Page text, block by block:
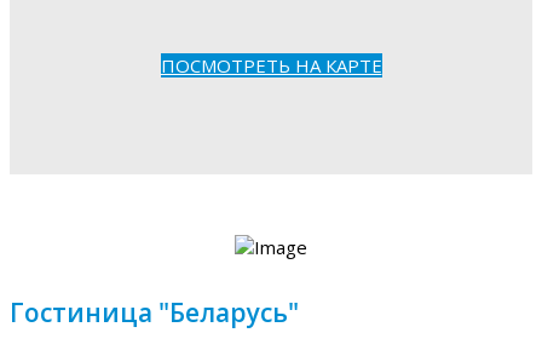
ПОСМОТРЕТЬ НА КАРТЕ
Гостиница "Беларусь"